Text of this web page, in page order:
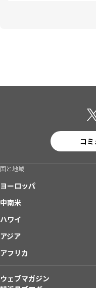
コ
国と地域
ヨーロッパ
中南米
ハワイ
アジア
アフリカ
ウェブマガジン